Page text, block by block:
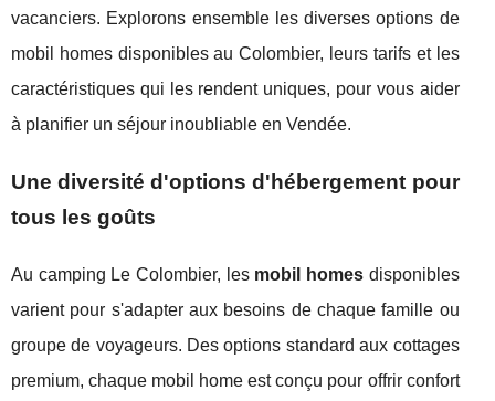
vacanciers. Explorons ensemble les diverses options de
mobil homes disponibles au Colombier, leurs tarifs et les
caractéristiques qui les rendent uniques, pour vous aider
à planifier un séjour inoubliable en Vendée.
Une diversité d'options d'hébergement pour
tous les goûts
Au camping Le Colombier, les mobil homesdisponibles
varient pour s'adapter aux besoins de chaque famille ou
groupe de voyageurs. Des options standard aux cottages
premium, chaque mobil home est conçu pour offrir confort